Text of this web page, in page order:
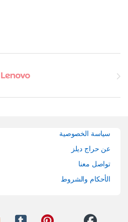
سياسة الخصوصية
عن حراج ديلز
تواصل معنا
الأحكام والشروط